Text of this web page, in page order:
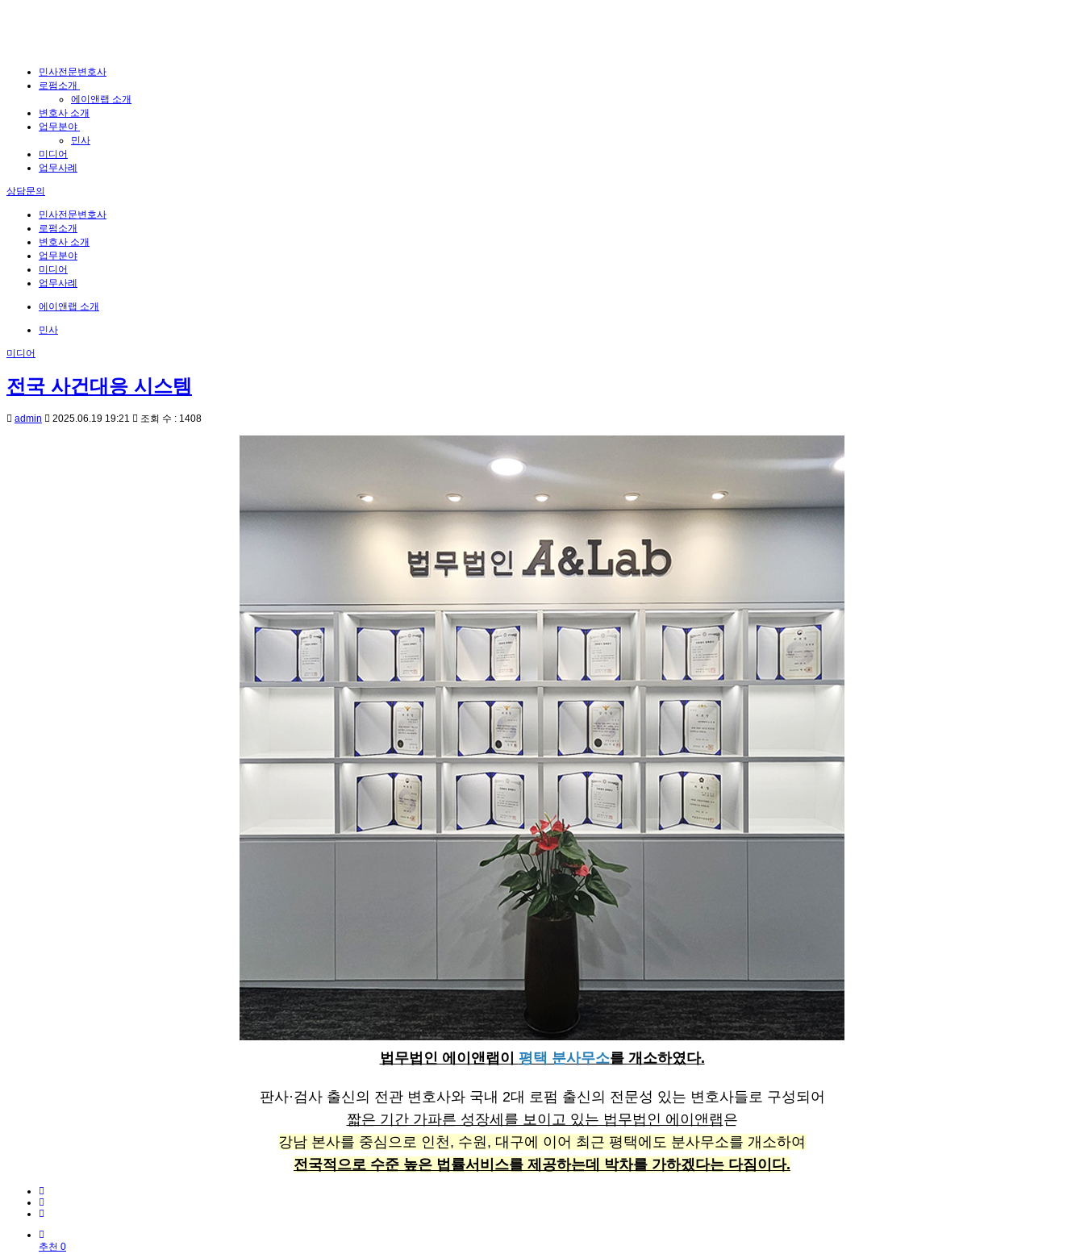
민사전문변호사
로펌소개
에이앤랩 소개
변호사 소개
업무분야
민사
미디어
업무사례
상담문의
민사전문변호사
로펌소개
변호사 소개
업무분야
미디어
업무사례
에이앤랩 소개
민사
미디어
전국 사건대응 시스템
admin 2025.06.19 19:21 조회 수 : 1408
법무법인 에이앤랩이 평택 분사무소를 개소하였다.
판사·검사 출신의 전관 변호사와 국내 2대 로펌 출신의 전문성 있는 변호사들로 구성되어
짧은 기간 가파른 성장세를 보이고 있는 법무법인 에이앤랩 은
강남 본사를 중심으로 인천, 수원, 대구에 이어 최근 평택에도 분사무소를 개소하여
전국적으로 수준 높은 법률서비스를 제공하는데 박차를 가하겠다는 다짐이다.
추천 0